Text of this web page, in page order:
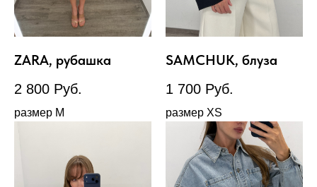
ZARA, рубашка
2 800 Руб.
размер М
SAMCHUK, блуза
1 700 Руб.
размер XS